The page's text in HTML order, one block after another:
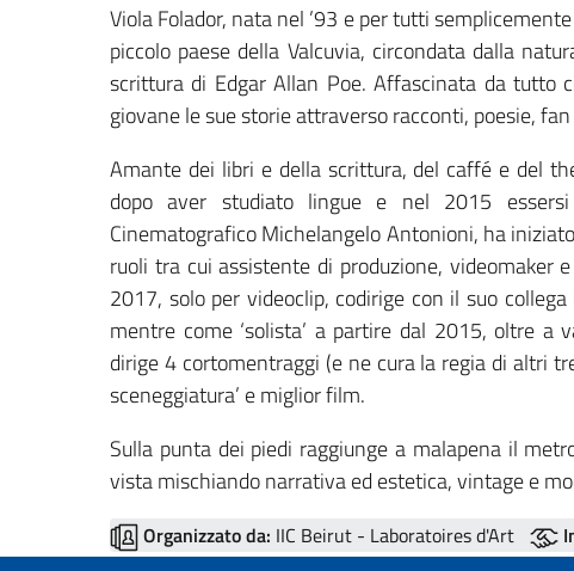
Viola Folador, nata nel ’93 e per tutti
piccolo paese della Valcuvia, circondata dalla
scrittura di Edgar Allan Poe. Affascinata da tutto
giovane le sue storie attraverso racconti, poesie,
Amante dei libri e della scrittura, del caffé e del
dopo aver studiato lingue e nel 2015
Cinematografico Michelangelo Antonioni, ha
ruoli tra cui assistente di produzione, videomaker
2017, solo per videoclip, codirige con il suo
mentre come ‘solista’ a partire dal 2015, oltre
dirige 4 cortomentraggi (e ne cura la regia di altri
sceneggiatura’ e miglior film.
Sulla punta dei piedi raggiunge a malapena il
vista mischiando narrativa ed estetica, vintage e
Organizzato da: IIC Beirut - Laboratoires d'Art